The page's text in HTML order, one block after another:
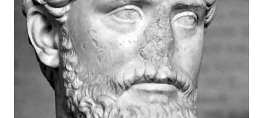
персонажи древнегреческой мифологии с таким же
именем, при нажатии на + открывается страница со
списком этих персонажей) 0. ** Скотос (Мгла), **Хронос
(Время) * Хаос (первопричина) Нюкта (Ночь) Эреб (Мрак)
Эфир (Воздух), Гемера (День), Эрос (Любовь), Танатос
(Смерть), Гипнос (Сон), Немезида (Возмездие), Эрида
(Раздор), Кера (Наси...